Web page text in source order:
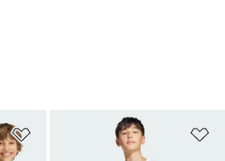
Zur Wunschliste hinzufügen